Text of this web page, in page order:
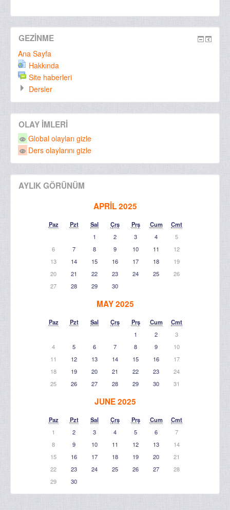
GEZINME
Ana Sayfa
Hakkında
Site haberleri
Dersler
OLAY IMLERI
Global olayları gizle
Ders olaylarını gizle
AYLIK GÖRÜNÜM
APRIL 2025
Paz Pzt Sal Çrş Prş Cum
Cmt
1
2 3 4
5
6
7 8 9 10 11
12
13
14 15 16 17 18
19
20
21 22 23 24 25
26
27
28 29 30
MAY 2025
Paz Pzt Sal Çrş Prş Cum
Cmt
1
2
3
4
5 6 7 8 9
10
11
12 13 14 15 16
17
18
19 20 21 22 23
24
25
26 27 28 29 30 31
JUNE 2025
Paz Pzt Sal Çrş Prş Cum
Cmt
1
2 3 4 5 6
7
8
9 10 11 12 13
14
15
16 17 18 19 20
21
22
23 24 25 26 27
28
29
30